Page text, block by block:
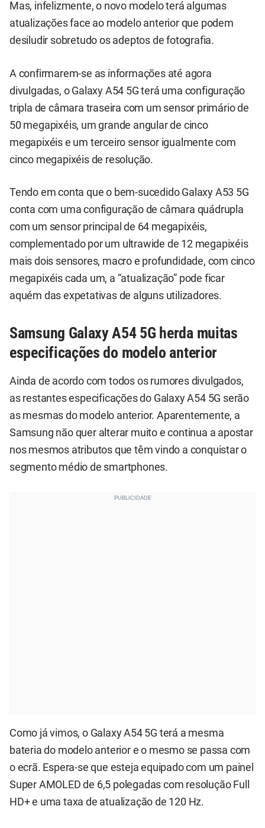
Mas, infelizmente, o novo modelo terá algumas
atualizações face ao modelo anterior que podem
desiludir sobretudo os adeptos de fotografia.
A confirmarem-se as informações até agora
divulgadas, o Galaxy A54 5G terá uma configuração
tripla de câmara traseira com um sensor primário de
50 megapixéis, um grande angular de cinco
megapixéis e um terceiro sensor igualmente com
cinco megapixéis de resolução.
Tendo em conta que o bem-sucedido Galaxy A53 5G
conta com uma configuração de câmara quádrupla
com um sensor principal de 64 megapixéis,
complementado por um ultrawide de 12 megapixéis
mais dois sensores, macro e profundidade, com cinco
megapixéis cada um, a “atualização” pode ficar
aquém das expetativas de alguns utilizadores.
Samsung Galaxy A54 5G herda muitas
especificações do modelo anterior
Ainda de acordo com todos os rumores divulgados,
as restantes especificações do Galaxy A54 5G serão
as mesmas do modelo anterior. Aparentemente, a
Samsung não quer alterar muito e continua a apostar
nos mesmos atributos que têm vindo a conquistar o
segmento médio de smartphones.
Como já vimos, o Galaxy A54 5G terá a mesma
bateria do modelo anterior e o mesmo se passa com
o ecrã. Espera-se que esteja equipado com um painel
Super AMOLED de 6,5 polegadas com resolução Full
HD+ e uma taxa de atualização de 120 Hz.